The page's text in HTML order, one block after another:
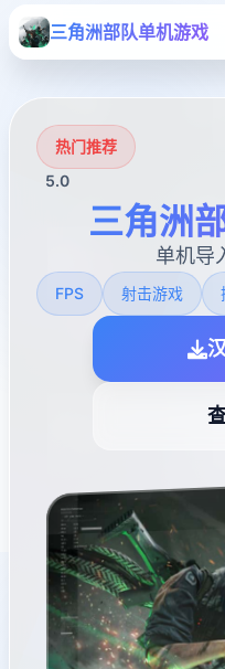
三角洲部队单机游戏
热门推荐
5.0
三角洲
单机导
FPS 射击游戏